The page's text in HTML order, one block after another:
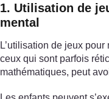
1. Utilisation de
mental
L’utilisation de jeux
ceux qui sont parfois
mathématiques, peut